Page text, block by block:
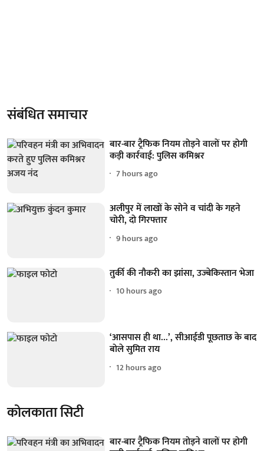
संबंधित समाचार
बार-बार ट्रैफिक नियम तोड़ने वालों पर होगी
कड़ी कार्रवाई: पुलिस कमिश्नर
7 hours ago
अलीपुर में लाखों के सोने व चांदी के गहने
चोरी, दो गिरफ्तार
9 hours ago
तुर्की की नौकरी का झांसा, उज्बेकिस्तान भेजा
10 hours ago
‘आसपास ही था...’, सीआईडी पूछताछ के बाद
बोले सुमित राय
12 hours ago
कोलकाता सिटी
बार-बार ट्रैफिक नियम तोड़ने वालों पर होगी